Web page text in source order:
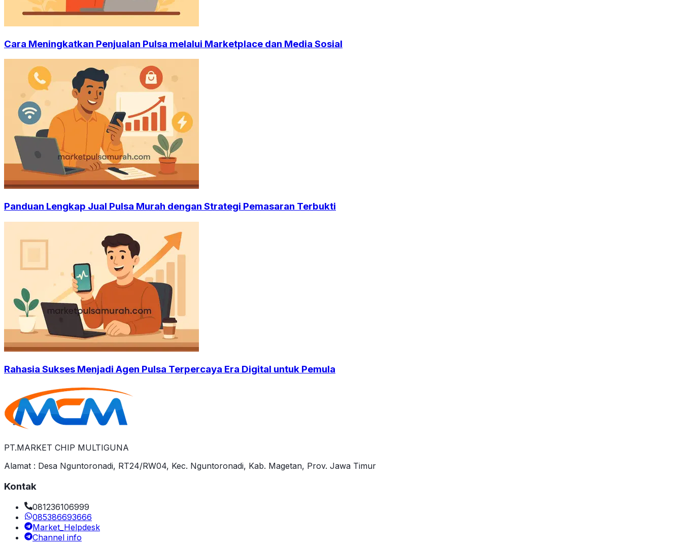
Cara Meningkatkan Penjualan Pulsa melalui Marketplace dan Media Sosial
Panduan Lengkap Jual Pulsa Murah dengan Strategi Pemasaran Terbukti
Rahasia Sukses Menjadi Agen Pulsa Terpercaya Era Digital untuk Pemula
PT.MARKET CHIP MULTIGUNA
Alamat : Desa Nguntoronadi, RT24/RW04, Kec. Nguntoronadi, Kab. Magetan, Prov. Jawa Timur
Kontak
081236106999
085386693666
Market_Helpdesk
Channel info